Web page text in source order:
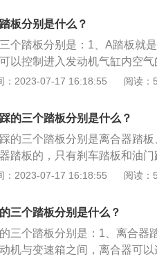
年龄限制为18周岁，最高没
、判断能力、反应能力等测试
时开车时，要注意判断道路
也叫加速踏板，用来调节车速
，避免车辆突然前窜而造成
板分别是什么？
个踏板分别是：1、A踏板就
以控制进入发动机气缸内空
；抬起加速踏板，发动机转
的调校有关。3、C踏板就是
踏板的轻重、高低不同，这也
：2023-07-17 16:18:55 阅读：
的三个踏板分别是什么？
的三个踏板分别是离合器踏
踏板的，只有刹车踏板和油
合作用；刹车也称为制动，
要注意检查三个踏板的灵敏
夹紧刹车盘，从而让汽车减速
果。
：2023-07-17 16:18:55 阅读：
三个踏板分别是什么？
三个踏板分别是：1、离合器
机与变速箱之间，离合器可